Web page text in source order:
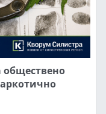
обществено